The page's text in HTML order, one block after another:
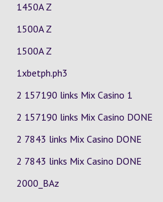
1450A Z
1500A Z
1500A Z
1xbetph.ph3
2 157190 links Mix Casino 1
2 157190 links Mix Casino DONE
2 7843 links Mix Casino DONE
2 7843 links Mix Casino DONE
2000_BAz